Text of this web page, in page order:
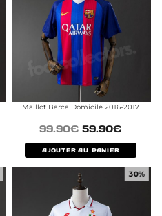
Maillot Barca Domicile 2016-2017
99.90€ 59.90€
AJOUTER AU PANIER
30%